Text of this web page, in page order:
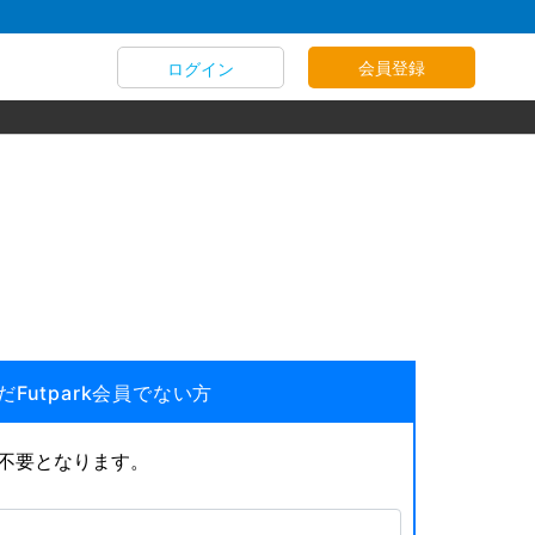
ログイン 会員登録
Futpark会員でない方
となります。